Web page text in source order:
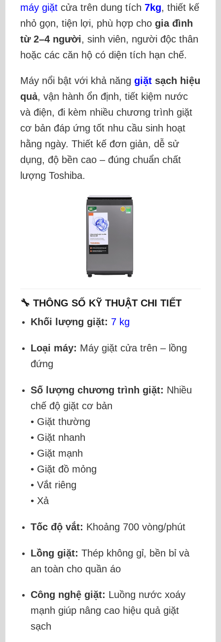
máy giặt cửa trên dung tích 7kg, thiết kế
nhỏ gọn, tiện lợi, phù hợp cho gia đình
từ 2–4 người, sinh viên, người độc thân
hoặc các căn hộ có diện tích hạn chế.
Máy nổi bật với khả năng giặt sạch hiệu
quả, vận hành ổn định, tiết kiệm nước
và điện, đi kèm nhiều chương trình giặt
cơ bản đáp ứng tốt nhu cầu sinh hoạt
hằng ngày. Thiết kế đơn giản, dễ sử
dụng, độ bền cao – đúng chuẩn chất
lượng Toshiba.
🔧 THÔNG SỐ KỸ THUẬT CHI TIẾT
Khối lượng giặt: 7 kg
Loại máy: Máy giặt cửa trên – lồng
đứng
Số lượng chương trình giặt: Nhiều
chế độ giặt cơ bản
• Giặt thường
• Giặt nhanh
• Giặt mạnh
• Giặt đồ mỏng
• Vắt riêng
• Xả
Tốc độ vắt: Khoảng 700 vòng/phút
Lồng giặt: Thép không gỉ, bền bỉ và
an toàn cho quần áo
Công nghệ giặt: Luồng nước xoáy
mạnh giúp nâng cao hiệu quả giặt
sạch